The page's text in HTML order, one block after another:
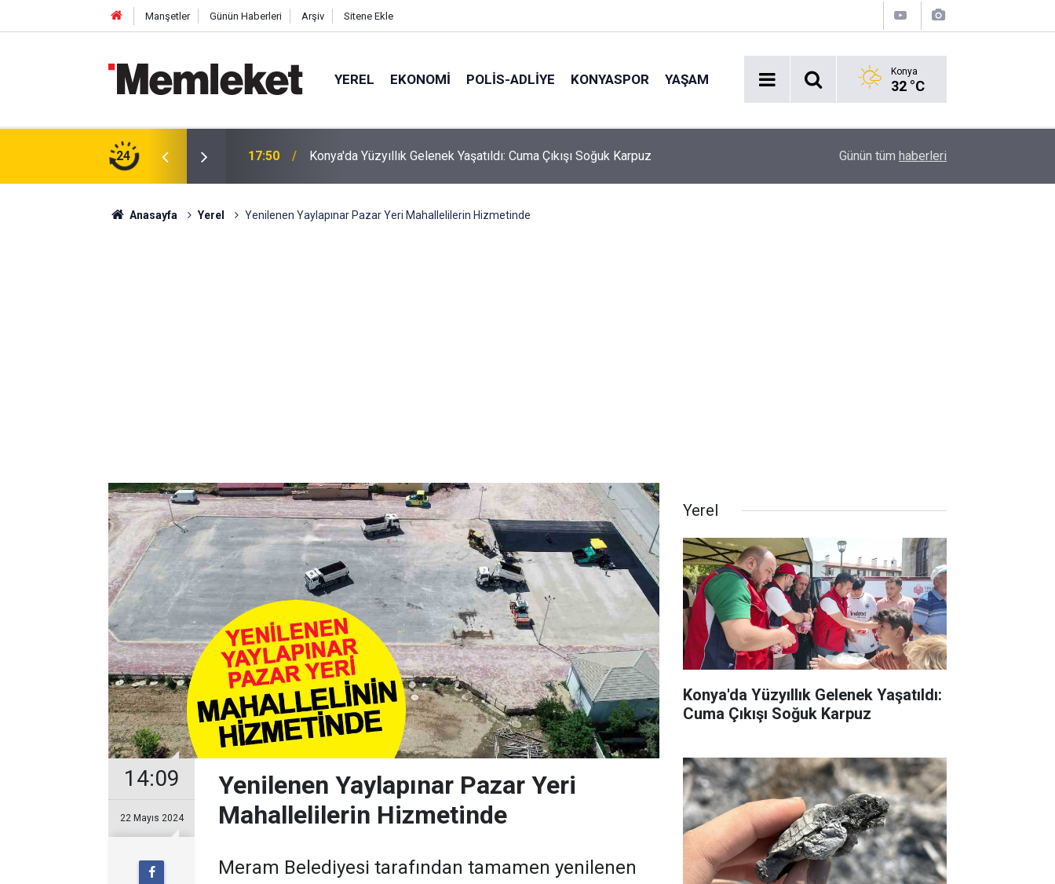
Manşetler Günün Haberleri Arşiv Sitene Ekle
YEREL EKONOMI POLİS-ADLİYE KONYASPOR YAŞAM Konya
32 °C
24
Cuma Çıkışı Soğuk Karpuz 17:48 İnsan İhmali Minik Carettanın Sonu Oldu Günün tüm haberleri
Anasayfa Yerel Yenilenen Yaylapınar Pazar Yeri Mahallelilerin Hizmetinde
14:09
22 Mayıs 2024
Yenilenen Yaylapınar Pazar Yeri
Mahallelilerin Hizmetinde
Meram Belediyesi tarafından tamamen yenilenen
Yerel
Konya'da Yüzyıllık Gelenek Yaşatıldı:
Cuma Çıkışı Soğuk Karpuz